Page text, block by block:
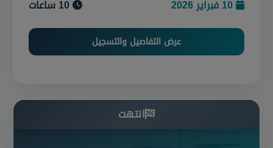
عرض التفاصيل والتسجيل
انتهت